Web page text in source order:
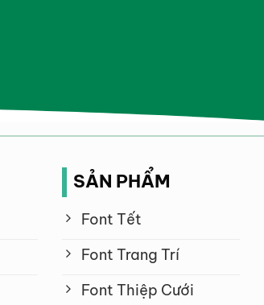
SẢN PHẨM
Font Tết
Font Trang Trí
Font Thiệp Cưới